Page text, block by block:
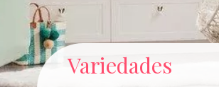
Variedades